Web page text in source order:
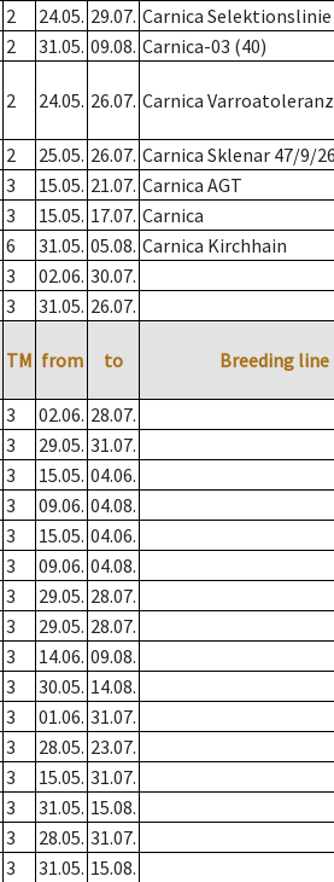
2 24.05. 29.07. Carnica Selektionslinie
2 31.05. 09.08. Carnica-03 (40)
2 24.05. 26.07. Carnica Varroatoleranz
2 25.05. 26.07. Carnica Sklenar 47/9/
3 15.05. 21.07. Carnica AGT
3 15.05. 17.07. Carnica
6 31.05. 05.08. Carnica Kirchhain
3 02.06. 30.07.
3 31.05. 26.07.
TM from to Breeding line
3 02.06. 28.07.
3 29.05. 31.07.
3 15.05. 04.06.
3 09.06. 04.08.
3 15.05. 04.06.
3 09.06. 04.08.
3 29.05. 28.07.
3 29.05. 28.07.
3 14.06. 09.08.
3 30.05. 14.08.
3 01.06. 31.07.
3 28.05. 23.07.
3 15.05. 31.07.
3 31.05. 15.08.
3 28.05. 31.07.
3 31.05. 15.08.